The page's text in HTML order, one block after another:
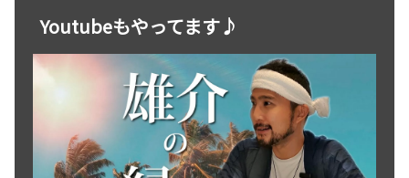
Youtubeもやってます♪